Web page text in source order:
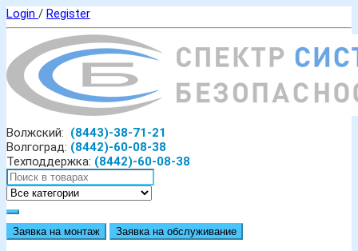
Login / Register
Волжский: (8443)-38-71-21
Волгоград: (8442)-60-08-38
Техподдержка: (8442)-60-08-38
Заявка на монтаж Заявка на обслуживание